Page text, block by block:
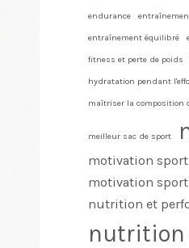
endurance
entraînement équilibré
fitness et perte de poids
hydratation pendant
maîtriser la composition
meilleur sac de sport
motivation sport
motivation
nutrition et
nutrition